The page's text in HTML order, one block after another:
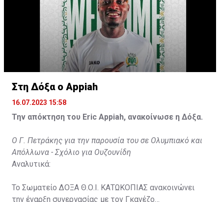
Στη Δόξα ο Appiah
16.07.2023 15:58
Την απόκτηση του Eric Appiah, ανακοίνωσε η Δόξα.
Ο Γ. Πετράκης για την παρουσία του σε Ολυμπιακό και
Απόλλωνα - Σχόλιο για Ουζουνίδη
Αναλυτικά:
Το Σωματείο ΔΟΞΑ Θ.Ο.Ι. ΚΑΤΩΚΟΠΙΑΣ ανακοινώνει
την έναρξη συνεργασίας με τον Γκανέζο